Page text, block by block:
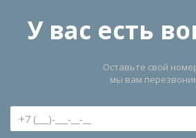
У вас есть
Оставьте свой
мы вам